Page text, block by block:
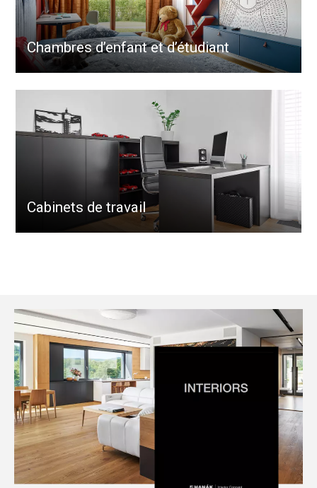
Chambres d’enfant et d’étudiant
Cabinets de travail